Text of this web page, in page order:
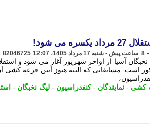
یکسره می شود!
- 8 ساعت پیش - شنبه 17 مرداد 1405، 12:07 82046725
آسیا از اواخر شهریور آغاز می شود و
است. مسابقاتی که البته هنوز آیین قرعه
کشی - نمایندگان -کنفدراسیون - لیگ نخبگان -